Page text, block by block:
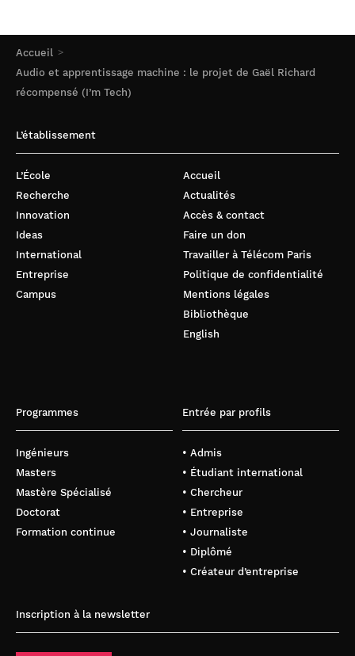
Accueil
Audio et apprentissage machine : le projet de Gaël Richard
récompensé (I’m Tech)
L’établissement
L’École
Recherche
Innovation
Ideas
International
Entreprise
Campus
Accueil
Actualités
Accès & contact
Faire un don
Travailler à Télécom Paris
Politique de confidentialité
Mentions légales
Bibliothèque
English
Programmes
Ingénieurs
Masters
Mastère Spécialisé
Doctorat
Formation continue
Entrée par profils
• Admis
• Étudiant international
• Chercheur
• Entreprise
• Journaliste
• Diplômé
• Créateur d’entreprise
Inscription à la newsletter